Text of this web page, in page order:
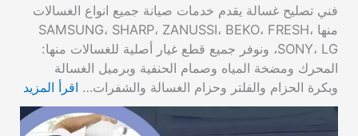
فني تصليح غسالة يقدم خدمات صيانة جميع انواع الغسالات
منها SAMSUNG، SHARP، ZANUSSI، BEKO، FRESH،
SONY، LG، ونوفر جميع قطع غيار أصلية للغسالات منها:
المحرك ومضخة المياه وصمام الحنفية وبرميل الغسالة
وبكرة الحزام والفلتر وحزام الغسالة والشفرات… اقرأ المزيد